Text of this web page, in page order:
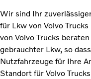
Händler & Werkstätten
News
Über uns
Karriere
Technisches
Wir sind Ihr
für Lkw von Volvo
von Volvo Trucks
gebrauchter Lkw, so
Nutzfahrzeuge für Ihre
Standort für Volvo